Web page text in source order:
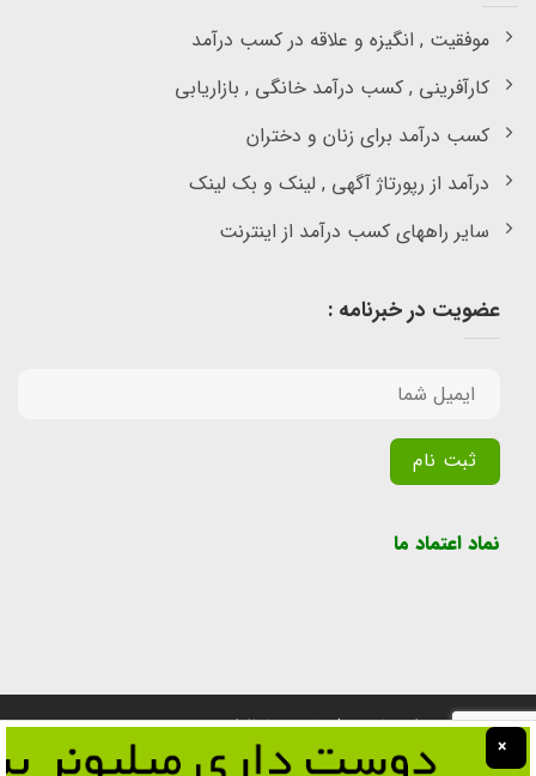
موفقیت , انگیزه و علاقه در کسب درآمد
کارآفرینی , کسب درآمد خانگی , بازاریابی
کسب درآمد برای زنان و دختران
درآمد از رپورتاژ آگهی , لینک و بک لینک
سایر راههای کسب درآمد از اینترنت
عضویت در خبرنامه :
نماد اعتماد ما
تمامی حقوق برای سایت پول یابی محفوظ است.
×